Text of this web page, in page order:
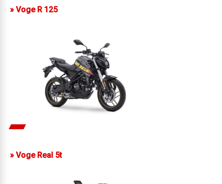
» Voge R 125
» Voge Real 5t